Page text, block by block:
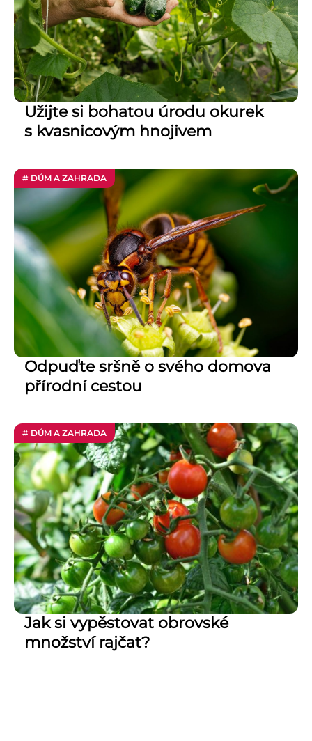
Užijte si bohatou úrodu okurek
s kvasnicovým hnojivem
# DŮM A ZAHRADA
Odpuďte sršně o svého domova
přírodní cestou
# DŮM A ZAHRADA
Jak si vypěstovat obrovské
množství rajčat?